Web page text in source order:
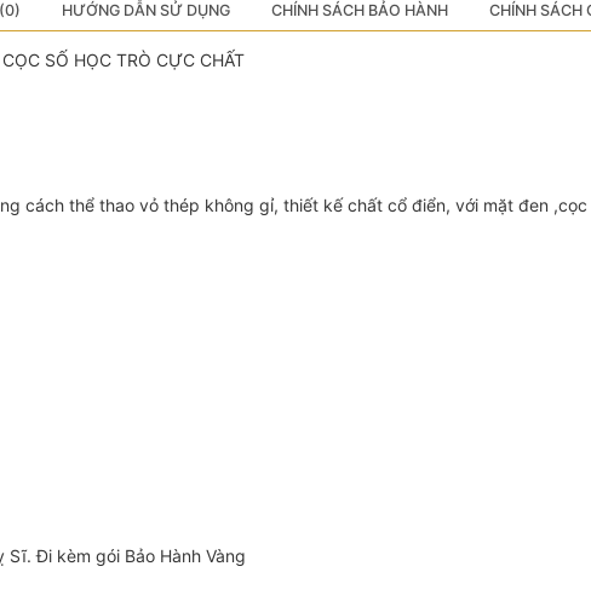
HƯỚNG DẪN SỬ DỤNG CHÍNH SÁCH BẢO HÀNH CHÍNH SÁCH
SỐ HỌC TRÒ CỰC CHẤT
cách thể thao vỏ thép không gỉ, thiết kế chất cổ điển, với mặt đen
Đi kèm gói Bảo Hành Vàng